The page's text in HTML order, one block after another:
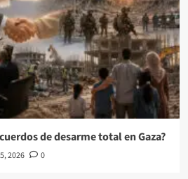
de desarme total en Gaza?
2026 0